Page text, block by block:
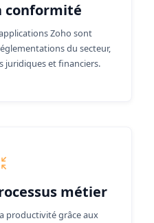
conformité
Zoho sont
du secteur,
juridiques et financiers.
métier
productivité grâce aux